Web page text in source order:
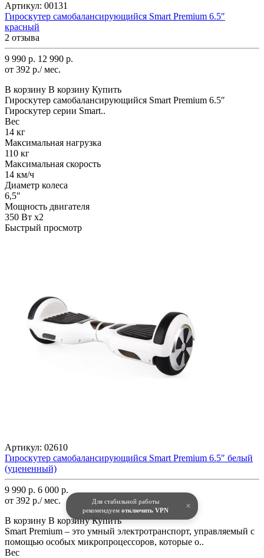
Для стабильной работы
рекомендуем отключить VPN ×
Артикул: 00131
Гироскутер самобалансирующийся Smart Premium 6.5″
красный
2 отзыва
9 990 р. 12 990 р.
от 392 р./ мес.
В корзину В корзину Купить
Гироскутер самобалансирующийся Smart Premium 6.5″
Гироскутер серии Smart..
Вес
14 кг
Максимальная нагрузка
110 кг
Максимальная скорость
14 км/ч
Диаметр колеса
6,5"
Мощность двигателя
350 Вт х2
Быстрый просмотр
Артикул: 02610
Гироскутер самобалансирующийся Smart Premium 6.5″ белый
(уцененный)
9 990 р. 6 000 р.
от 392 р./ мес.
В корзину В корзину Купить
Smart Premium – это умный электротранспорт, управляемый с
помощью особых микропроцессоров, которые о..
Вес